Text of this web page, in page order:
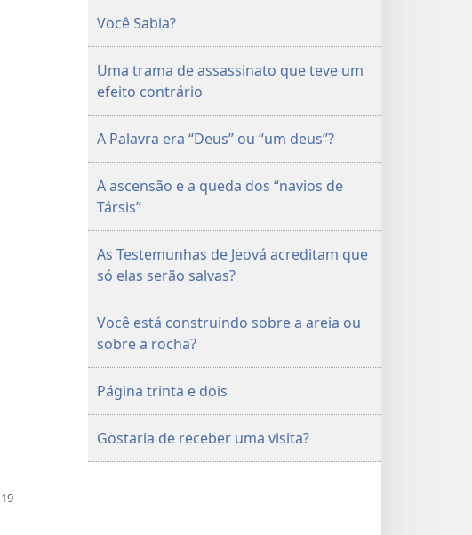
Você Sabia?
Uma trama de assassinato que teve um
efeito contrário
A Palavra era “Deus” ou “um deus”?
A ascensão e a queda dos “navios de
Társis”
As Testemunhas de Jeová acreditam que
só elas serão salvas?
Você está construindo sobre a areia ou
sobre a rocha?
Página trinta e dois
Gostaria de receber uma visita?